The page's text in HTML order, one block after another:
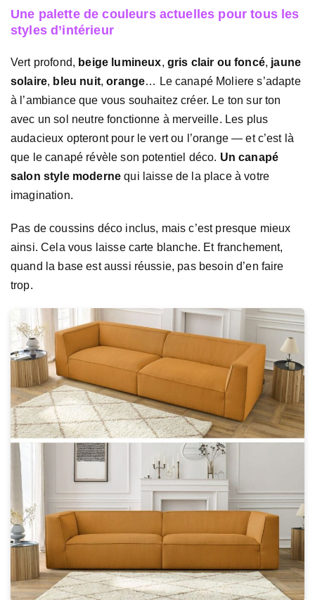
Une palette de couleurs actuelles pour tous les
styles d’intérieur
Vert profond, beige lumineux, gris clair ou foncé, jaune
solaire, bleu nuit,orange… Le canapé Moliere s’adapte
à l’ambiance que vous souhaitez créer. Le ton sur ton
avec un sol neutre fonctionne à merveille. Les plus
audacieux opteront pour le vert ou l’orange — et c’est là
que le canapé révèle son potentiel déco. Un canapé
salon style moderne qui laisse de la place à votre
imagination.
Pas de coussins déco inclus, mais c’est presque mieux
ainsi. Cela vous laisse carte blanche. Et franchement,
quand la base est aussi réussie, pas besoin d’en faire
trop.